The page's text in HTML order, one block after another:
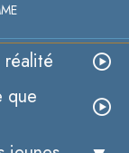
réalité
que